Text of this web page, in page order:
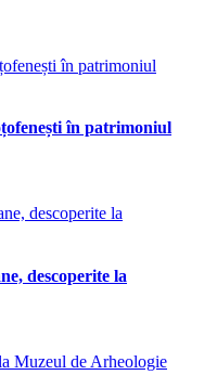
în patrimoniul
descoperite la